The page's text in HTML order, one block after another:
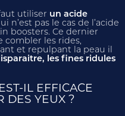
utiliser un acide
n’est pas le cas de l’acide
boosters. Ce dernier
combler les rides,
et repulpant la peau il
les fines ridules
IL EFFICACE
DES YEUX ?